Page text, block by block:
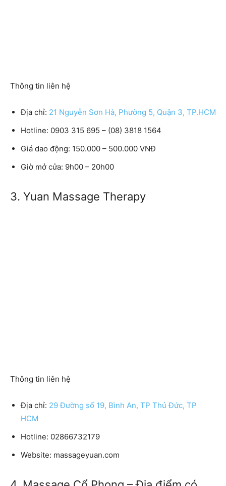
Thông tin liên hệ
Địa chỉ: 21 Nguyễn Sơn Hà, Phường 5, Quận 3, TP.HCM
Hotline: 0903 315 695 – (08) 3818 1564
Giá dao động: 150.000 – 500.000 VNĐ
Giờ mở cửa: 9h00 – 20h00
3. Yuan Massage Therapy
Thông tin liên hệ
Địa chỉ: 29 Đường số 19, Bình An, TP Thủ Đức, TP
HCM
Hotline: 02866732179
Website: massageyuan.com